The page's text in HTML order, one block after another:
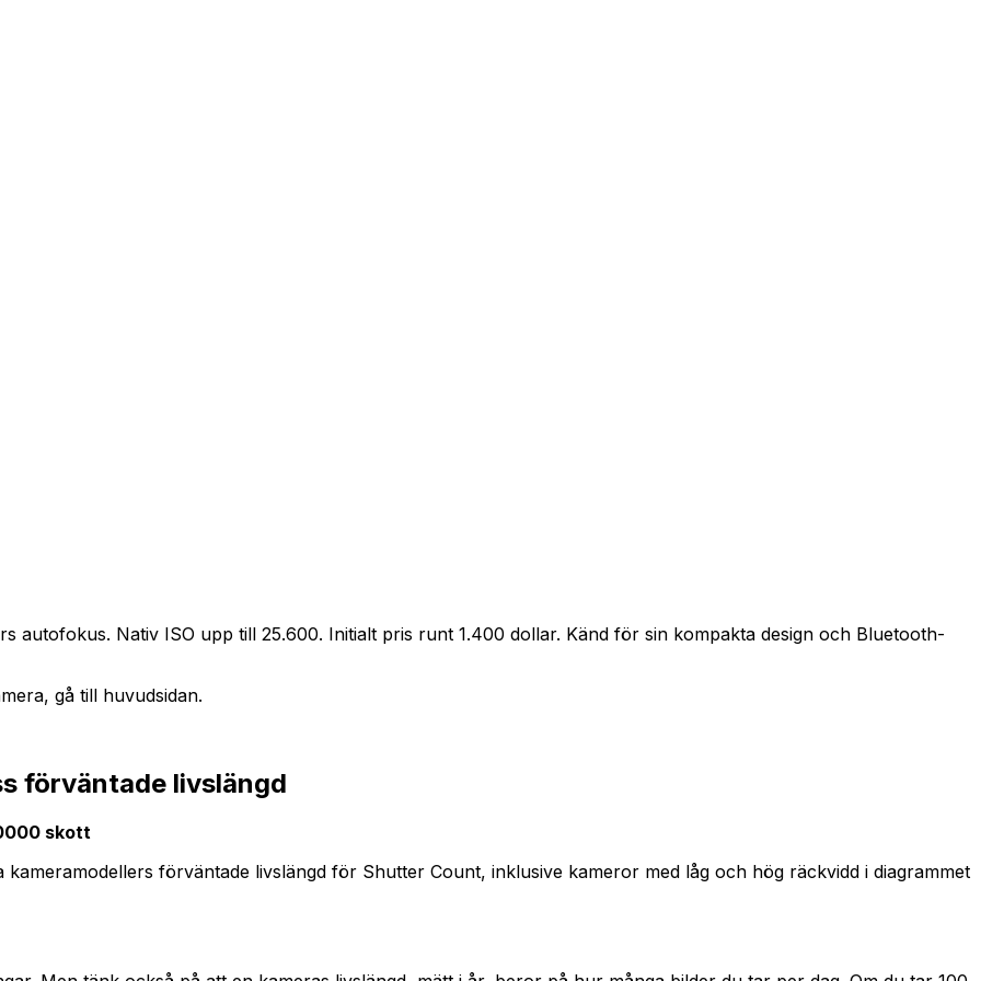
autofokus. Nativ ISO upp till 25.600. Initialt pris runt 1.400 dollar. Känd för sin kompakta design och Bluetooth-
gå till huvudsidan.
förväntade livslängd
skott
förväntade livslängd för Shutter Count, inklusive kameror med låg och hög räckvidd i diagrammet